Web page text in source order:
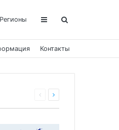
Регионы
Контакты